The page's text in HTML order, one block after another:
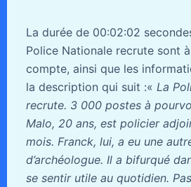
La durée de 00:02:02
Police Nationale recrute sont
compte, ainsi que les
la description qui suit :« La
recrute. 3 000 postes à
Malo, 20 ans, est policier
mois. Franck, lui, a eu une
d’archéologue. Il a bifurqué
se sentir utile au quotidien.